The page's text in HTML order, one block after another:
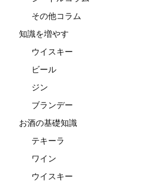
その他コラム
知識を増やす
ウイスキー
ビール
ジン
ブランデー
お酒の基礎知識
テキーラ
ワイン
ウイスキー